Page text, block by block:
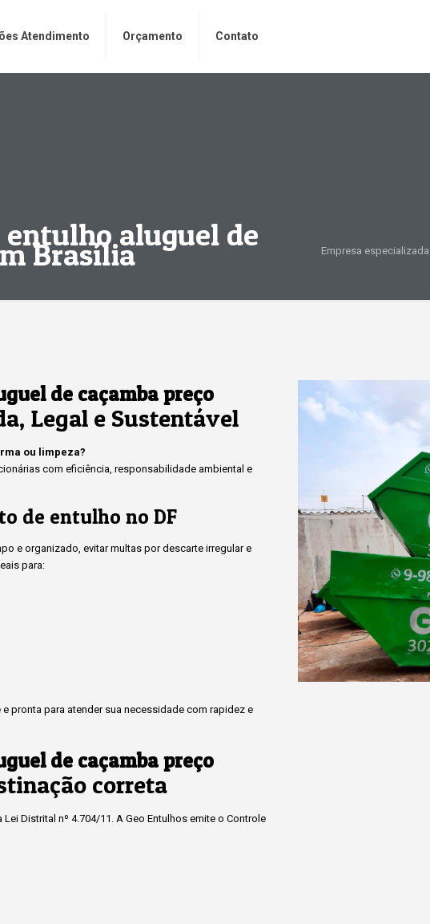
Atendimento Orçamento Contato
entulho aluguel de
Brasília
Empresa
de caçamba preço
Legal e Sustentável
ou limpeza?
com eficiência, responsabilidade ambiental e
de entulho no DF
e organizado, evitar multas por descarte irregular e
para:
pronta para atender sua necessidade com rapidez e
de caçamba preço
correta
Distrital nº 4.704/11. A Geo Entulhos emite o Controle